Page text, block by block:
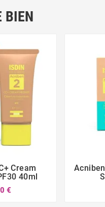
BIEN
 
Cream
40ml
€